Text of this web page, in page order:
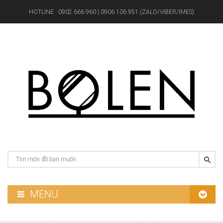
HOTLINE : 0902.666.960 | 0906.106.951 (ZALO/VIBER/IMES)
MENU